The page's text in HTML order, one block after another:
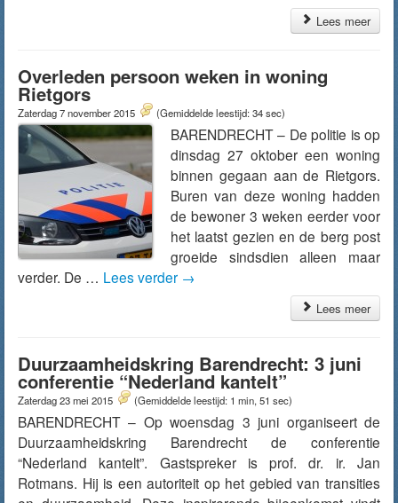
Lees meer
Overleden persoon weken in woning
Rietgors
Zaterdag 7 november 2015 (Gemiddelde leestijd: 34 sec)
BARENDRECHT – De politie is op
dinsdag 27 oktober een woning
binnen gegaan aan de Rietgors.
Buren van deze woning hadden
de bewoner 3 weken eerder voor
het laatst gezien en de berg post
groeide sindsdien alleen maar
verder. De … Lees verder →
Lees meer
Duurzaamheidskring Barendrecht: 3 juni
conferentie “Nederland kantelt”
Zaterdag 23 mei 2015 (Gemiddelde leestijd: 1 min, 51 sec)
BARENDRECHT – Op woensdag 3 juni organiseert de
Duurzaamheidskring Barendrecht de conferentie
“Nederland kantelt”. Gastspreker is prof. dr. ir. Jan
Rotmans. Hij is een autoriteit op het gebied van transities